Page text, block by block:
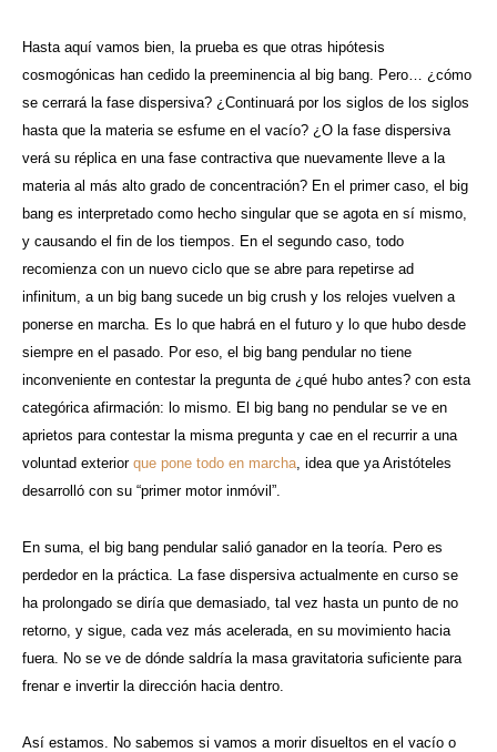
Hasta aquí vamos bien, la prueba es que otras hipótesis
cosmogónicas han cedido la preeminencia al big bang. Pero… ¿cómo
se cerrará la fase dispersiva? ¿Continuará por los siglos de los siglos
hasta que la materia se esfume en el vacío? ¿O la fase dispersiva
verá su réplica en una fase contractiva que nuevamente lleve a la
materia al más alto grado de concentración? En el primer caso, el big
bang es interpretado como hecho singular que se agota en sí mismo,
y causando el fin de los tiempos. En el segundo caso, todo
recomienza con un nuevo ciclo que se abre para repetirse ad
infinitum, a un big bang sucede un big crush y los relojes vuelven a
ponerse en marcha. Es lo que habrá en el futuro y lo que hubo desde
siempre en el pasado. Por eso, el big bang pendular no tiene
inconveniente en contestar la pregunta de ¿qué hubo antes? con esta
categórica afirmación: lo mismo. El big bang no pendular se ve en
aprietos para contestar la misma pregunta y cae en el recurrir a una
voluntad exterior que pone todo en marcha , idea que ya Aristóteles
desarrolló con su “primer motor inmóvil”.
En suma, el big bang pendular salió ganador en la teoría. Pero es
perdedor en la práctica. La fase dispersiva actualmente en curso se
ha prolongado se diría que demasiado, tal vez hasta un punto de no
retorno, y sigue, cada vez más acelerada, en su movimiento hacia
fuera. No se ve de dónde saldría la masa gravitatoria suficiente para
frenar e invertir la dirección hacia dentro.
Así estamos. No sabemos si vamos a morir disueltos en el vacío o